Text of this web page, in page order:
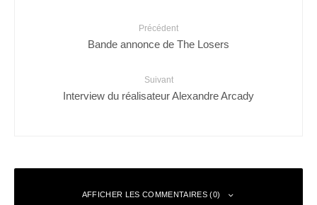
Précédent
Bande annonce de The Losers
Suivant
Interview du réalisateur Alexandre Arcady
AFFICHER LES COMMENTAIRES (0)